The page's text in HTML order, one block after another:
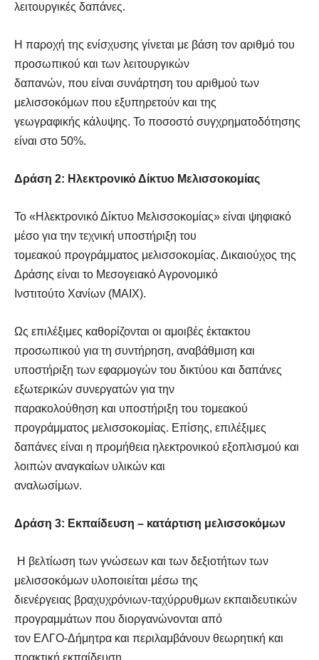
λειτουργικές δαπάνες.
Η παροχή της ενίσχυσης γίνεται με βάση τον αριθμό του
προσωπικού και των λειτουργικών
δαπανών, που είναι συνάρτηση του αριθμού των
μελισσοκόμων που εξυπηρετούν και της
γεωγραφικής κάλυψης. Το ποσοστό συγχρηματοδότησης
είναι στο 50%.
Δράση 2: Ηλεκτρονικό Δίκτυο Μελισσοκομίας
Το «Ηλεκτρονικό Δίκτυο Μελισσοκομίας» είναι ψηφιακό
μέσο για την τεχνική υποστήριξη του
τομεακού προγράμματος μελισσοκομίας. Δικαιούχος της
Δράσης είναι το Μεσογειακό Αγρονομικό
Ινστιτούτο Χανίων (MAIX).
Ως επιλέξιμες καθορίζονται οι αμοιβές έκτακτου
προσωπικού για τη συντήρηση, αναβάθμιση και
υποστήριξη των εφαρμογών του δικτύου και δαπάνες
εξωτερικών συνεργατών για την
παρακολούθηση και υποστήριξη του τομεακού
προγράμματος μελισσοκομίας. Επίσης, επιλέξιμες
δαπάνες είναι η προμήθεια ηλεκτρονικού εξοπλισμού και
λοιπών αναγκαίων υλικών και
αναλωσίμων.
Δράση 3: Εκπαίδευση – κατάρτιση μελισσοκόμων
Η βελτίωση των γνώσεων και των δεξιοτήτων των
μελισσοκόμων υλοποιείται μέσω της
διενέργειας βραχυχρόνιων-ταχύρρυθμων εκπαιδευτικών
προγραμμάτων που διοργανώνονται από
τον ΕΛΓΟ-Δήμητρα και περιλαμβάνουν θεωρητική και